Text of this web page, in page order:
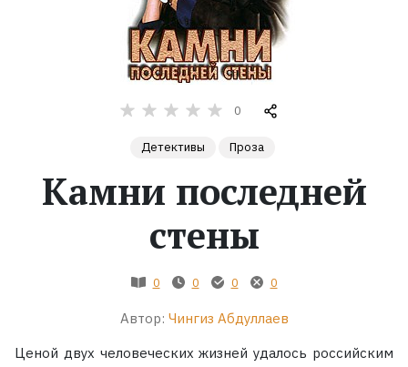
обсуждаемые
Серии
0
Детективы Проза
Камни последней
стены
0 0 0 0
Автор: Чингиз Абдуллаев
Ценой двух человеческих жизней удалось российским